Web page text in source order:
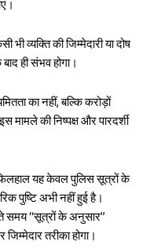
व्यक्ति की जिम्मेदारी या दोष
ही संभव होगा।
का नहीं, बल्कि करोड़ों
की निष्पक्ष और पारदर्शी
यह केवल पुलिस सूत्रों के
पुष्टि अभी नहीं हुई है।
समय “सूत्रों के अनुसार”
तरीका होगा।